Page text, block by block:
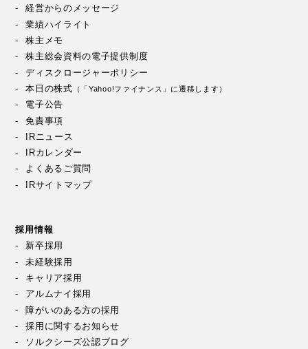
経営からのメッセージ
業績ハイライト
株主メモ
株主総会資料の電子提供制度
ディスクロージャーポリシー
本日の株式 （「Yahoo!ファイナンス」に遷移します）
電子公告
免責事項
IRニュース
IRカレンダー
よくあるご質問
IRサイトマップ
採用情報
新卒採用
未経験採用
キャリア採用
アルムナイ採用
障がいのある方の採用
採用に関するお知らせ
ソルクシーズ公認ブログ